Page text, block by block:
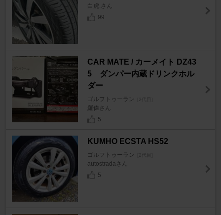
白虎.さん
99
CAR MATE / カーメイト DZ43
5 ダンパー内蔵ドリンクホル
ダー
ゴルフトゥーラン [2代目]
羅偉さん
5
KUMHO ECSTA HS52
ゴルフトゥーラン [2代目]
autostradaさん
5